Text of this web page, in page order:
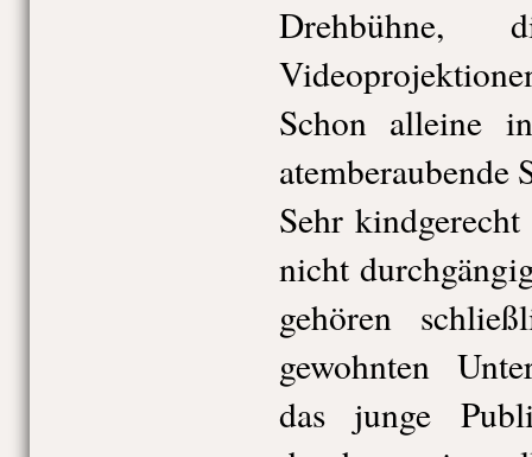
Drehbühne,
Schon alleine
atemberaubende
Sehr
nicht
gehören
gewohnten
das junge